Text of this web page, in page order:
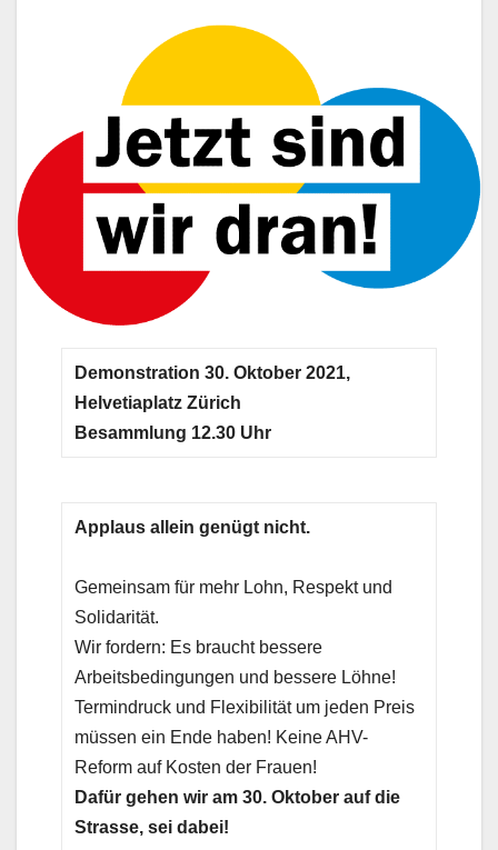
Demonstration 30. Oktober 2021,
Helvetiaplatz Zürich
Besammlung 12.30 Uhr
Applaus allein genügt nicht.
Gemeinsam für mehr Lohn, Respekt und
Solidarität.
Wir fordern: Es braucht bessere
Arbeitsbedingungen und bessere Löhne!
Termindruck und Flexibilität um jeden Preis
müssen ein Ende haben! Keine AHV-
Reform auf Kosten der Frauen!
Dafür gehen wir am 30. Oktober auf die
Strasse, sei dabei!